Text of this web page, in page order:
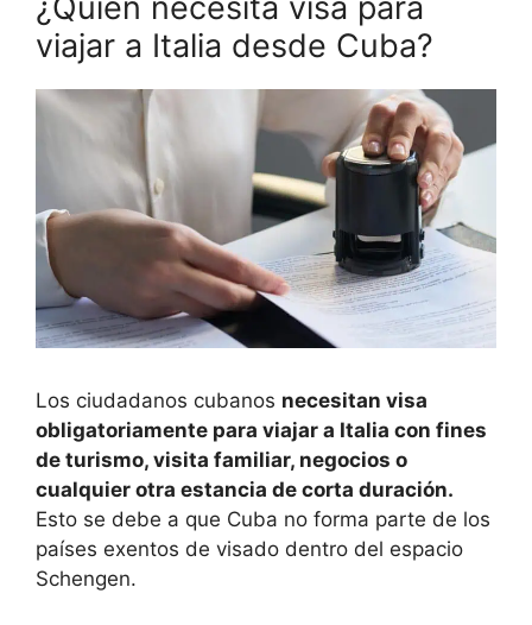
viajar a Italia desde Cuba?
Los ciudadanos cubanos necesitan visa
obligatoriamente para viajar a Italia con fines
de turismo, visita familiar, negocios o
cualquier otra estancia de corta duración.
Esto se debe a que Cuba no forma parte de los
países exentos de visado dentro del espacio
Schengen.